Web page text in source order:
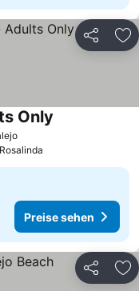
Teilen
Only
Preise sehen
Teilen